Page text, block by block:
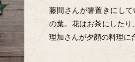
藤間さんが箸置きにし
の葉。花はお茶にした
理加さんが夕顔の料理に